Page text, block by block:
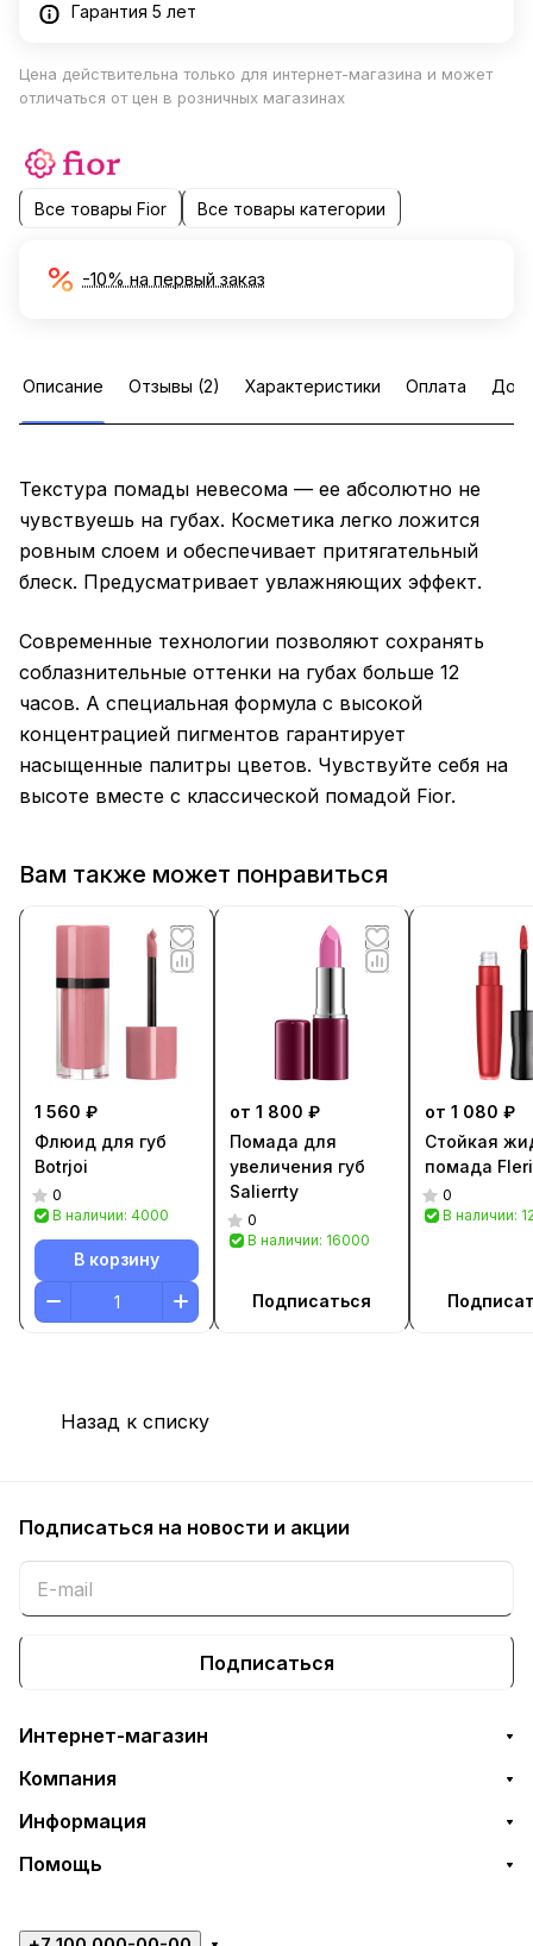
Гарантия 5 лет
Цена действительна только для интернет-магазина и может
отличаться от цен в розничных магазинах
Все товары Fior Все товары категории
-10% на первый заказ
Описание Отзывы (2) Характеристики Оплата
Текстура помады невесома — ее абсолютно не
чувствуешь на губах. Косметика легко ложится
ровным слоем и обеспечивает притягательный
блеск. Предусматривает увлажняющих эффект.
Современные технологии позволяют сохранять
соблазнительные оттенки на губах больше 12
часов. А специальная формула с высокой
концентрацией пигментов гарантирует
насыщенные палитры цветов. Чувствуйте себя на
высоте вместе с классической помадой Fior.
Вам также может понравиться
1 560 ₽
Флюид для губ
Botrjoi
0
В наличии: 4000
В корзину
от 1 800 ₽
Помада для
увеличения губ
Salierrty
0
В наличии: 16000
Подписаться
от 1 080 ₽
Стойкая
помада
0
В наличии:
Назад к списку
Подписаться на новости и акции
Подписаться
Интернет-магазин
Компания
Информация
Помощь